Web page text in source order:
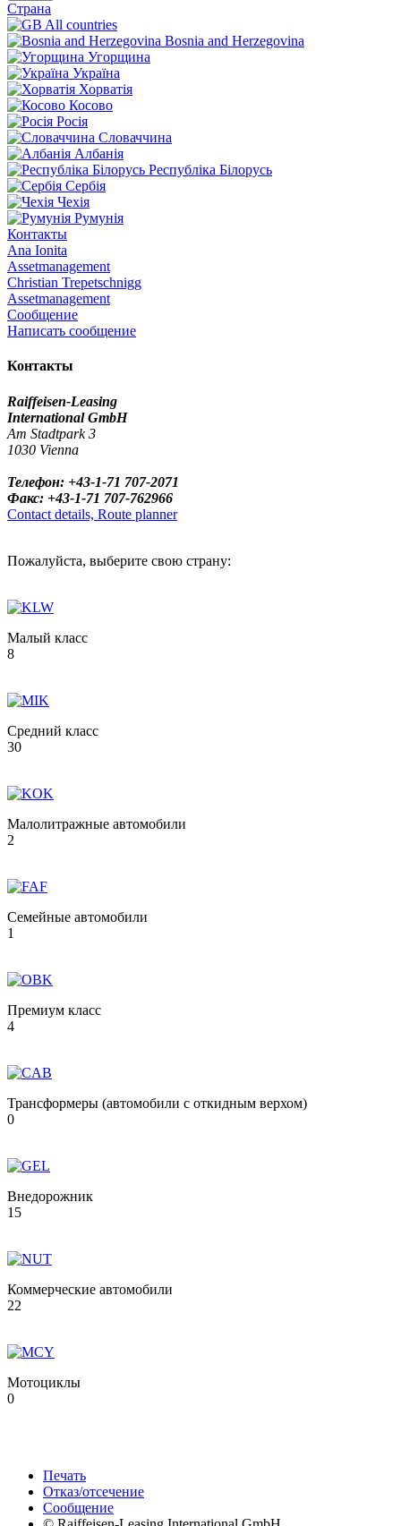
Страна
All countries
Bosnia and Herzegovina
Угорщина
Україна
Хорватія
Косово
Росія
Словаччина
Албанія
Республіка Білорусь
Сербія
Чехія
Румунія
Контакты
Ana Ionita
Assetmanagement
Christian Trepetschnigg
Assetmanagement
Сообщение
Написать сообщение
Контакты
Raiffeisen-Leasing
International GmbH
Am Stadtpark 3
1030 Vienna
Телефон: +43-1-71 707-2071
Факс: +43-1-71 707-762966
Contact details, Route planner
Пожалуйста, выберите свою страну:
Малый класс
8
Средний класс
30
Малолитражные автомобили
2
Семейные автомобили
1
Премиум класс
4
Трансформеры (автомобили с откидным верхом)
0
Внедорожник
15
Коммерческие автомобили
22
Мотоциклы
0
Печать
Отказ/отсечение
Сообщение